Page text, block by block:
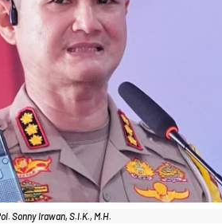
Sonny Irawan, S.I.K., M.H.